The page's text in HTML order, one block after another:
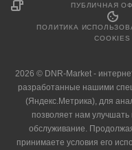
ПУБЛИЧНАЯ
ПОЛИТИКА
COOKIES
2026 © DNR-Market -
разработанные нашими
(Яндекс.Метрика), для
позволяет нам
обслуживание.
принимаете условия его